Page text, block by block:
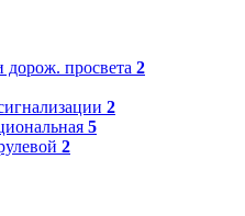
дорож. просвета 2
2
5
2